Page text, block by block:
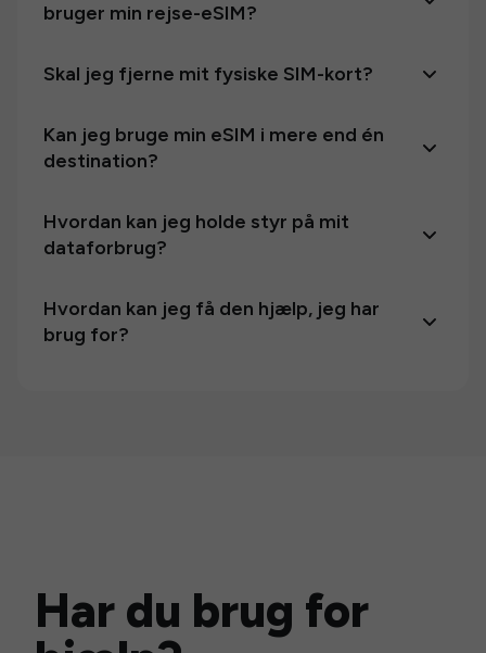
bruger min rejse-eSIM?
Skal jeg fjerne mit fysiske SIM-kort?
Kan jeg bruge min eSIM i mere end én
destination?
Hvordan kan jeg holde styr på mit
dataforbrug?
Hvordan kan jeg få den hjælp, jeg har
brug for?
Har du brug for